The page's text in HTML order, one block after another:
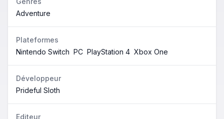
Adventure
Plateformes
Nintendo Switch PC PlayStation 4 Xbox One
Développeur
Prideful Sloth
Editeur